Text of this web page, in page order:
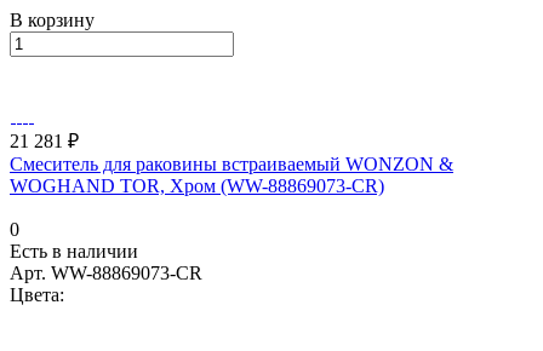
В корзину
21 281 ₽
Смеситель для раковины встраиваемый WONZON &
WOGHAND TOR, Хром (WW-88869073-CR)
0
Есть в наличии
Арт. WW-88869073-CR
Цвета: